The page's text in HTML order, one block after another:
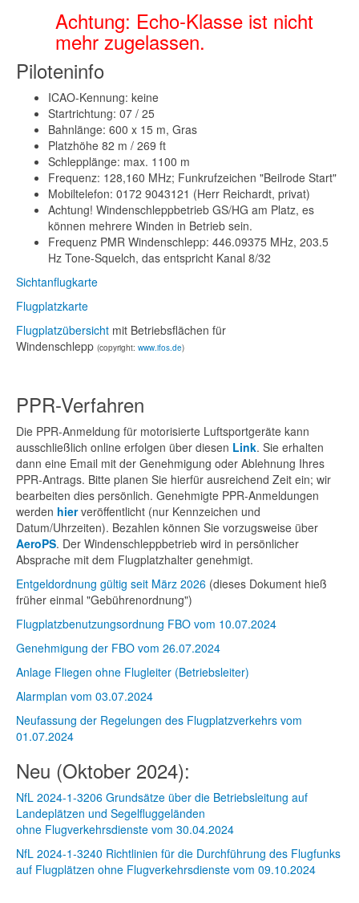
Achtung: Echo-Klasse ist nicht
mehr zugelassen.
Piloteninfo
ICAO-Kennung: keine
Startrichtung: 07 / 25
Bahnlänge: 600 x 15 m, Gras
Platzhöhe 82 m / 269 ft
Schlepplänge: max. 1100 m
Frequenz: 128,160 MHz; Funkrufzeichen "Beilrode Start"
Mobiltelefon: 0172 9043121 (Herr Reichardt, privat)
Achtung! Windenschleppbetrieb GS/HG am Platz, es
können mehrere Winden in Betrieb sein.
Frequenz PMR Windenschlepp: 446.09375 MHz, 203.5
Hz Tone-Squelch, das entspricht Kanal 8/32
Sichtanflugkarte
Flugplatzkarte
Flugplatzübersicht mit Betriebsflächen für
Windenschlepp (copyright: www.ifos.de)
PPR-Verfahren
Die PPR-Anmeldung für motorisierte Luftsportgeräte kann
ausschließlich online erfolgen über diesen Link. Sie erhalten
dann eine Email mit der Genehmigung oder Ablehnung Ihres
PPR-Antrags. Bitte planen Sie hierfür ausreichend Zeit ein; wir
bearbeiten dies persönlich. Genehmigte PPR-Anmeldungen
werden hierveröffentlicht (nur Kennzeichen und
Datum/Uhrzeiten). Bezahlen können Sie vorzugsweise über
AeroPS. Der Windenschleppbetrieb wird in persönlicher
Absprache mit dem Flugplatzhalter genehmigt.
Entgeldordnung gültig seit März 2026 (dieses Dokument hieß
früher einmal "Gebührenordnung")
Flugplatzbenutzungsordnung FBO vom 10.07.2024
Genehmigung der FBO vom 26.07.2024
Anlage Fliegen ohne Flugleiter (Betriebsleiter)
Alarmplan vom 03.07.2024
Neufassung der Regelungen des Flugplatzverkehrs vom
01.07.2024
Neu (Oktober 2024):
NfL 2024-1-3206 Grundsätze über die Betriebsleitung auf
Landeplätzen und Segelfluggeländen
ohne Flugverkehrsdienste vom 30.04.2024
NfL 2024-1-3240 Richtlinien für die Durchführung des Flugfunks
auf Flugplätzen ohne Flugverkehrsdienste vom 09.10.2024